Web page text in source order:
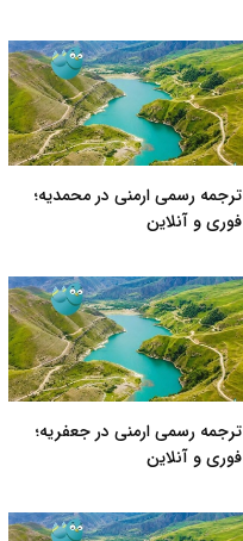
ترجمه رسمی ارمنی در محمدیه؛
فوری و آنلاین
ترجمه رسمی ارمنی در جعفریه؛
فوری و آنلاین